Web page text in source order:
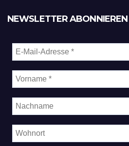
NEWSLETTER ABONNIEREN